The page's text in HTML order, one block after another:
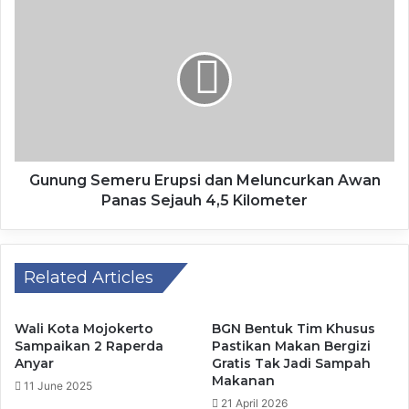
saat ini sudah terkendali dan membaik tanpa ada yang
perlu menjalani rawat inap, sementara pihak puskesmas
Pemerintah Kota Kediri bersama Satgas juga terus
menjalin koordinasi dengan Badan Gizi Nasional (BGN)
untuk melakukan evaluasi menyeluruh terhadap
standar operasional prosedur (SOP) monitor dan evaluasi,
karena ditemukan indikasi pelanggaran, namun program
ini tetap baik dan akan terus kami kawal bersama.”
Gunung Semeru Erupsi dan Meluncurkan Awan
Panas Sejauh 4,5 Kilometer
Related Articles
Wali Kota Mojokerto
Sampaikan 2 Raperda
Anyar
11 June 2025
BGN Bentuk Tim Khusus
Pastikan Makan Bergizi
Gratis Tak Jadi Sampah
Makanan
21 April 2026